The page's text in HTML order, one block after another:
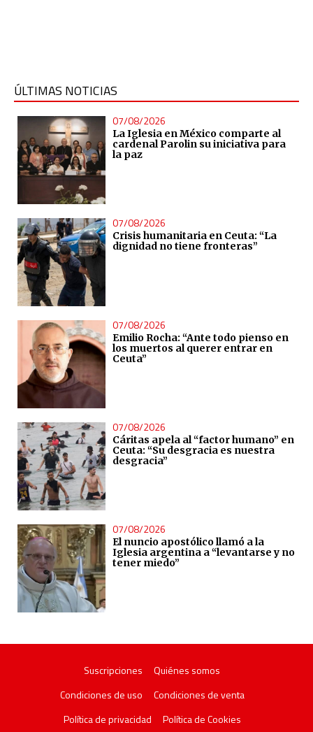
ÚLTIMAS NOTICIAS
07/08/2026
La Iglesia en México comparte al
cardenal Parolin su iniciativa para
la paz
07/08/2026
Crisis humanitaria en Ceuta: “La
dignidad no tiene fronteras”
07/08/2026
Emilio Rocha: “Ante todo pienso en
los muertos al querer entrar en
Ceuta”
07/08/2026
Cáritas apela al “factor humano” en
Ceuta: “Su desgracia es nuestra
desgracia”
07/08/2026
El nuncio apostólico llamó a la
Iglesia argentina a “levantarse y no
tener miedo”
Suscripciones
Quiénes somos
Condiciones de uso
Condiciones de venta
Política de privacidad
Política de Cookies